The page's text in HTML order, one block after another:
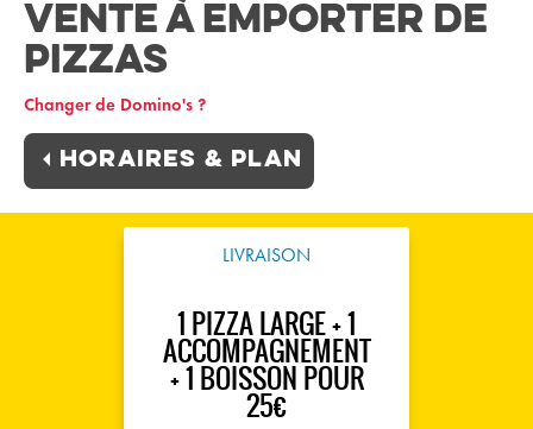
Vente à Emporter de
Pizzas
Changer de Domino's ?
Horaires & plan
LIVRAISON
1 PIZZA LARGE + 1
ACCOMPAGNEMENT
+ 1 BOISSON POUR
25€